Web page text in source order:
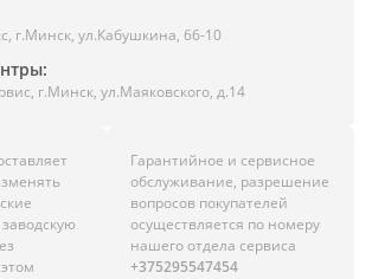
г.Минск, ул.Кабушкина, 66-10
г.Минск, ул.Маяковского, д.14
Гарантийное и сервисное
обслуживание, разрешение
вопросов покупателей
осуществляется по номеру
нашего отдела сервиса
+375295547454